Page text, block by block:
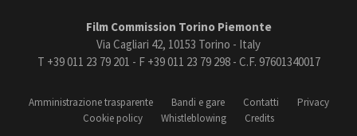
Film Commission Torino Piemonte
Via Cagliari 42, 10153 Torino - Italy
T +39 011 23 79 201 - F +39 011 23 79 298 - C.F. 97601340017
Amministrazione trasparente Bandi e gare Contatti
Privacy
Cookie policy
Whistleblowing Credits